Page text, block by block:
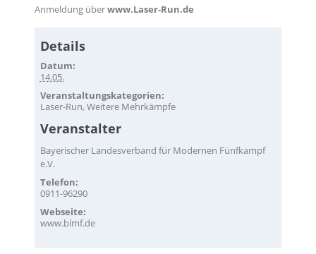
Anmeldung überwww.Laser-Run.de
Details
Datum:
14.05.
Veranstaltungskategorien:
Laser-Run, Weitere Mehrkämpfe
Veranstalter
Bayerischer Landesverband für Modernen Fünfkampf
e.V.
Telefon:
0911-96290
Webseite:
www.blmf.de